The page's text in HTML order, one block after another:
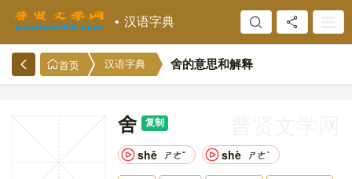
汉语字典
首页 汉语字典 舍的意思和解释
舍 复制
shě ㄕㄜˇ shè ㄕㄜˋ